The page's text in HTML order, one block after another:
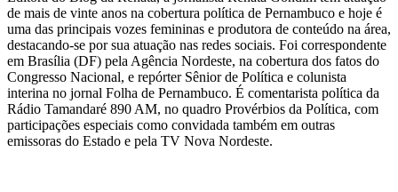
de mais de vinte anos na cobertura política de Pernambuco e hoje é
uma das principais vozes femininas e produtora de conteúdo na área,
destacando-se por sua atuação nas redes sociais. Foi correspondente
em Brasília (DF) pela Agência Nordeste, na cobertura dos fatos do
Congresso Nacional, e repórter Sênior de Política e colunista
interina no jornal Folha de Pernambuco. É comentarista política da
Rádio Tamandaré 890 AM, no quadro Provérbios da Política, com
participações especiais como convidada também em outras
emissoras do Estado e pela TV Nova Nordeste.